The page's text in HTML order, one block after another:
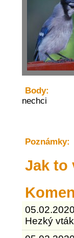
Body:
nechci
Poznámky:
Jak to
Hezký